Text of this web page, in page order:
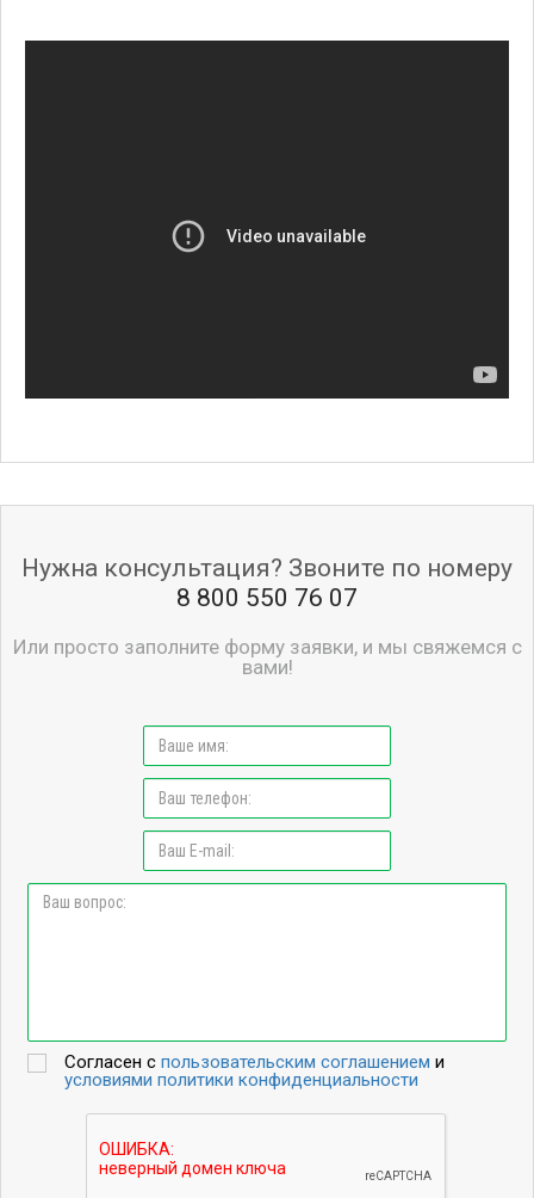
Нужна консультация? Звоните по номеру
8 800 550 76 07
Или просто заполните форму заявки, и мы свяжемся с
вами!
Согласен спользовательским соглашением и
условиями политики конфиденциальности